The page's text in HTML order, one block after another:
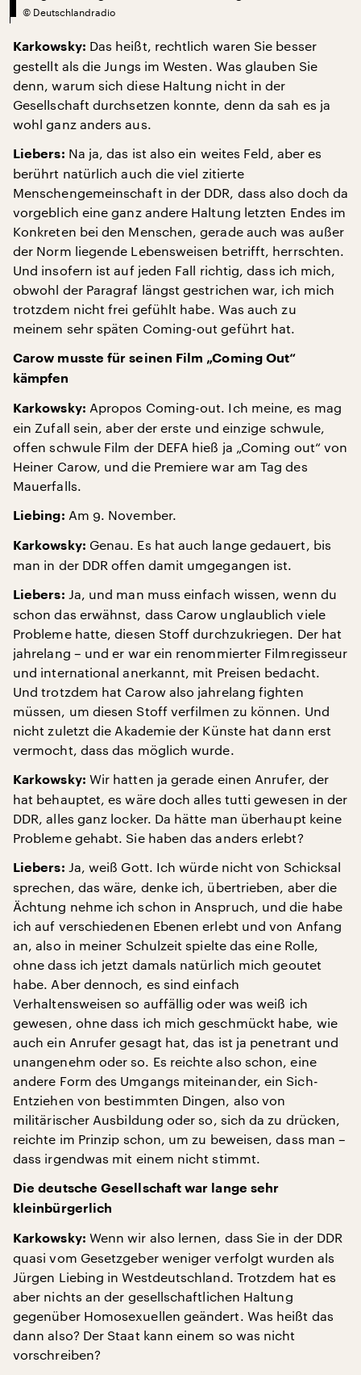
© Deutschlandradio
Karkowsky: Das heißt, rechtlich waren Sie besser
gestellt als die Jungs im Westen. Was glauben Sie
denn, warum sich diese Haltung nicht in der
Gesellschaft durchsetzen konnte, denn da sah es ja
wohl ganz anders aus.
Liebers: Na ja, das ist also ein weites Feld, aber es
berührt natürlich auch die viel zitierte
Menschengemeinschaft in der DDR, dass also doch da
vorgeblich eine ganz andere Haltung letzten Endes im
Konkreten bei den Menschen, gerade auch was außer
der Norm liegende Lebensweisen betrifft, herrschten.
Und insofern ist auf jeden Fall richtig, dass ich mich,
obwohl der Paragraf längst gestrichen war, ich mich
trotzdem nicht frei gefühlt habe. Was auch zu
meinem sehr späten Coming-out geführt hat.
Carow musste für seinen Film „Coming Out“
kämpfen
Karkowsky: Apropos Coming-out. Ich meine, es mag
ein Zufall sein, aber der erste und einzige schwule,
offen schwule Film der DEFA hieß ja „Coming out“ von
Heiner Carow, und die Premiere war am Tag des
Mauerfalls.
Liebing: Am 9. November.
Karkowsky: Genau. Es hat auch lange gedauert, bis
man in der DDR offen damit umgegangen ist.
Liebers: Ja, und man muss einfach wissen, wenn du
schon das erwähnst, dass Carow unglaublich viele
Probleme hatte, diesen Stoff durchzukriegen. Der hat
jahrelang – und er war ein renommierter Filmregisseur
und international anerkannt, mit Preisen bedacht.
Und trotzdem hat Carow also jahrelang fighten
müssen, um diesen Stoff verfilmen zu können. Und
nicht zuletzt die Akademie der Künste hat dann erst
vermocht, dass das möglich wurde.
Karkowsky: Wir hatten ja gerade einen Anrufer, der
hat behauptet, es wäre doch alles tutti gewesen in der
DDR, alles ganz locker. Da hätte man überhaupt keine
Probleme gehabt. Sie haben das anders erlebt?
Liebers: Ja, weiß Gott. Ich würde nicht von Schicksal
sprechen, das wäre, denke ich, übertrieben, aber die
Ächtung nehme ich schon in Anspruch, und die habe
ich auf verschiedenen Ebenen erlebt und von Anfang
an, also in meiner Schulzeit spielte das eine Rolle,
ohne dass ich jetzt damals natürlich mich geoutet
habe. Aber dennoch, es sind einfach
Verhaltensweisen so auffällig oder was weiß ich
gewesen, ohne dass ich mich geschmückt habe, wie
auch ein Anrufer gesagt hat, das ist ja penetrant und
unangenehm oder so. Es reichte also schon, eine
andere Form des Umgangs miteinander, ein Sich-
Entziehen von bestimmten Dingen, also von
militärischer Ausbildung oder so, sich da zu drücken,
reichte im Prinzip schon, um zu beweisen, dass man –
dass irgendwas mit einem nicht stimmt.
Die deutsche Gesellschaft war lange sehr
kleinbürgerlich
Karkowsky: Wenn wir also lernen, dass Sie in der DDR
quasi vom Gesetzgeber weniger verfolgt wurden als
Jürgen Liebing in Westdeutschland. Trotzdem hat es
aber nichts an der gesellschaftlichen Haltung
gegenüber Homosexuellen geändert. Was heißt das
dann also? Der Staat kann einem so was nicht
vorschreiben?